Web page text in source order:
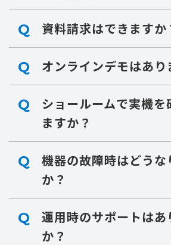
Q 資料請求はできますか
Q オンラインデモはあり
Q
ショールームで実機を
ますか？
Q
機器の故障時はどうな
か？
Q
運用時のサポートはあ
か？